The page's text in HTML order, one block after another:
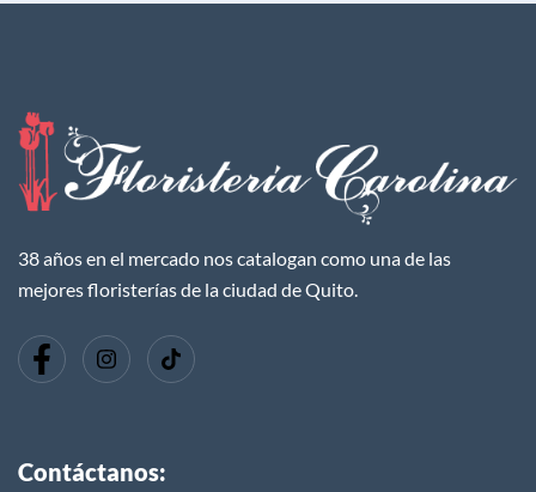
38 años en el mercado nos catalogan como una de las
mejores floristerías de la ciudad de Quito.
Contáctanos: